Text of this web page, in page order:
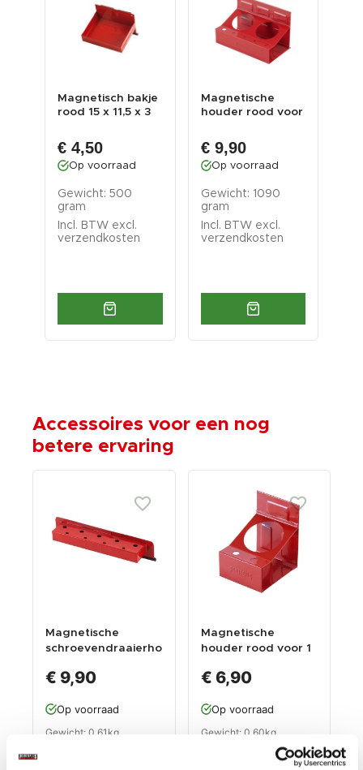
Magnetisch bakje
rood 15 x 11,5 x 3
€ 4,50
Op voorraad
Gewicht: 500
gram
Incl. BTW excl.
verzendkosten
Magnetische
houder rood voor
€ 9,90
Op voorraad
Gewicht: 1090
gram
Incl. BTW excl.
verzendkosten
Accessoires voor een nog
betere ervaring
Magnetische
schroevendraaierho
€ 9,90
Op voorraad
Gewicht: 0.61kg
Magnetische
houder rood voor 1
€ 6,90
Op voorraad
Gewicht: 0.60kg